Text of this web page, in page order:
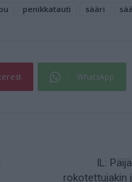
penikkatauti sääri
WhatsApp
IL:
rokotettujakin